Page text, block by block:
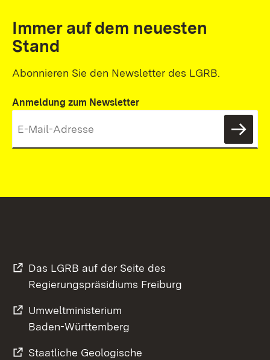
Immer auf dem neuesten
Stand
Abonnieren Sie den Newsletter des LGRB.
Anmeldung zum Newsletter
Das LGRB auf der Seite des
Regierungspräsidiums Freiburg
Umweltministerium
Baden-Württemberg
Staatliche Geologische